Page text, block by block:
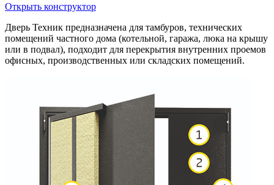
Открыть конструктор
Дверь Техник предназначена для тамбуров, технических
помещений частного дома (котельной, гаража, люка на крышу
или в подвал), подходит для перекрытия внутренних проемов
офисных, производственных или складских помещений.